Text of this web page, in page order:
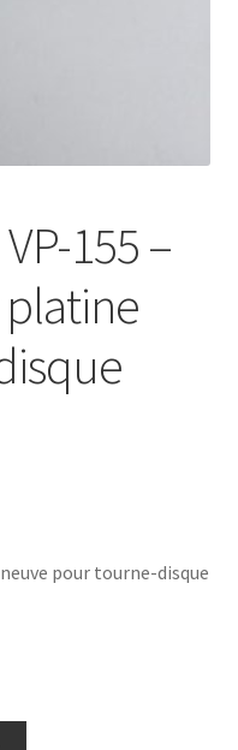
155 –
pour tourne-disque